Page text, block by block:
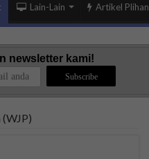
Lain-Lain Artikel Plihan
newsletter kami!
(WJP)